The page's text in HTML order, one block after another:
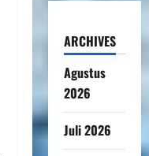
ARCHIVES
Agustus
2026
Juli 2026